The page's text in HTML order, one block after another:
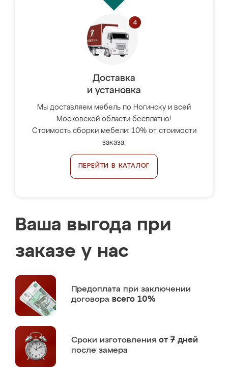
Доставка
и установка
Мы доставляем мебель по Ногинску и всей
Московской области бесплатно!
Стоимость сборки мебели: 10% от стоимости
заказа.
ПЕРЕЙТИ В КАТАЛОГ
Ваша выгода при
заказе у нас
Предоплата при заключении
договора всего 10%
Сроки изготовления от 7 дней
после замера